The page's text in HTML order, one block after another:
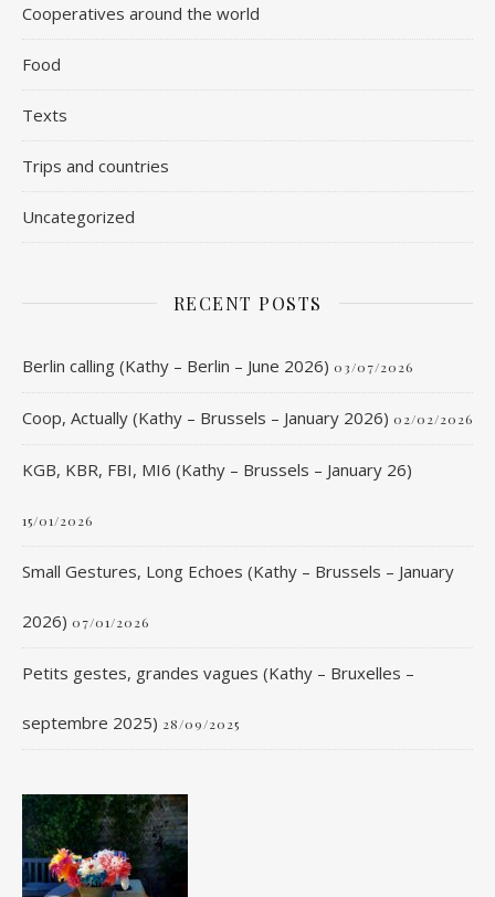
Cooperatives around the world
Food
Texts
Trips and countries
Uncategorized
RECENT POSTS
Berlin calling (Kathy – Berlin – June 2026) 03/07/2026
Coop, Actually (Kathy – Brussels – January 2026) 02/02/2026
KGB, KBR, FBI, MI6 (Kathy – Brussels – January 26)
15/01/2026
Small Gestures, Long Echoes (Kathy – Brussels – January
2026) 07/01/2026
Petits gestes, grandes vagues (Kathy – Bruxelles –
septembre 2025) 28/09/2025